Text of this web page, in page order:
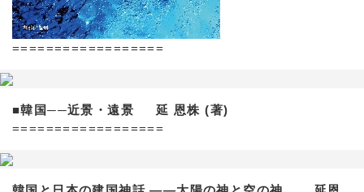
==================
■韓国──近景・遠景 延 恩株 (著)
==================